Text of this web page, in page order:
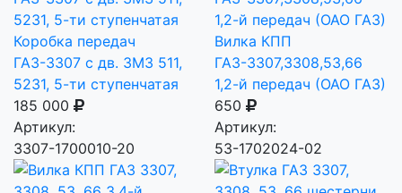
Коробка передач
ГАЗ-3307 с дв. ЗМЗ 511,
5231, 5-ти ступенчатая
185 000
Артикул:
3307-1700010-20
Вилка КПП
ГАЗ-3307,3308,53,66
1,2-й передач (ОАО ГАЗ)
650
Артикул:
53-1702024-02